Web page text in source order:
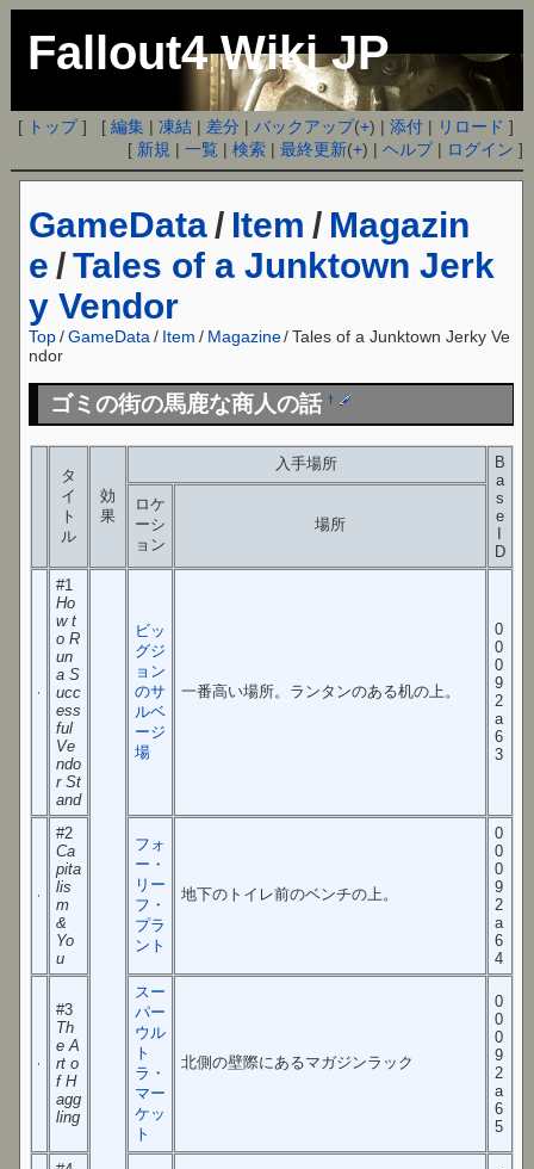
Fallout4 Wiki JP
[ トップ] [編集 |凍結 | 差分 |バックアップ(+) |添付 | リロード ]
[ 新規 |一覧 |検索 |最終更新(+) |ヘルプ| ログイン ]
GameData / Item / Magazin
e /Tales of a Junktown Jerk
y Vendor
Top /GameData / Item / Magazine/ Tales of a Junktown Jerky Ve
ndor
ゴミの街の馬鹿な商人の話†
タ
イ
ト
ル
効
果
入手場所
B
a
s
e
I
D
ロケ
ーシ
ョン
場所
#1
Ho
w t
o R
un
a S
ucc
ess
ful
Ve
ndo
r St
and
ビッ
グジ
ョン
のサ
ルベ
ージ
場
一番高い場所。ランタンのある机の上。
0
0
0
9
2
a
6
3
#2
Ca
pita
lis
m
&
Yo
u
フォ
ー・
リー
フ・
プラ
ント
地下のトイレ前のベンチの上。
0
0
0
9
2
a
6
4
#3
Th
e A
rt o
f H
agg
ling
スー
パー
ウル
ト
ラ・
マー
ケッ
ト
北側の壁際にあるマガジンラック
0
0
0
9
2
a
6
5